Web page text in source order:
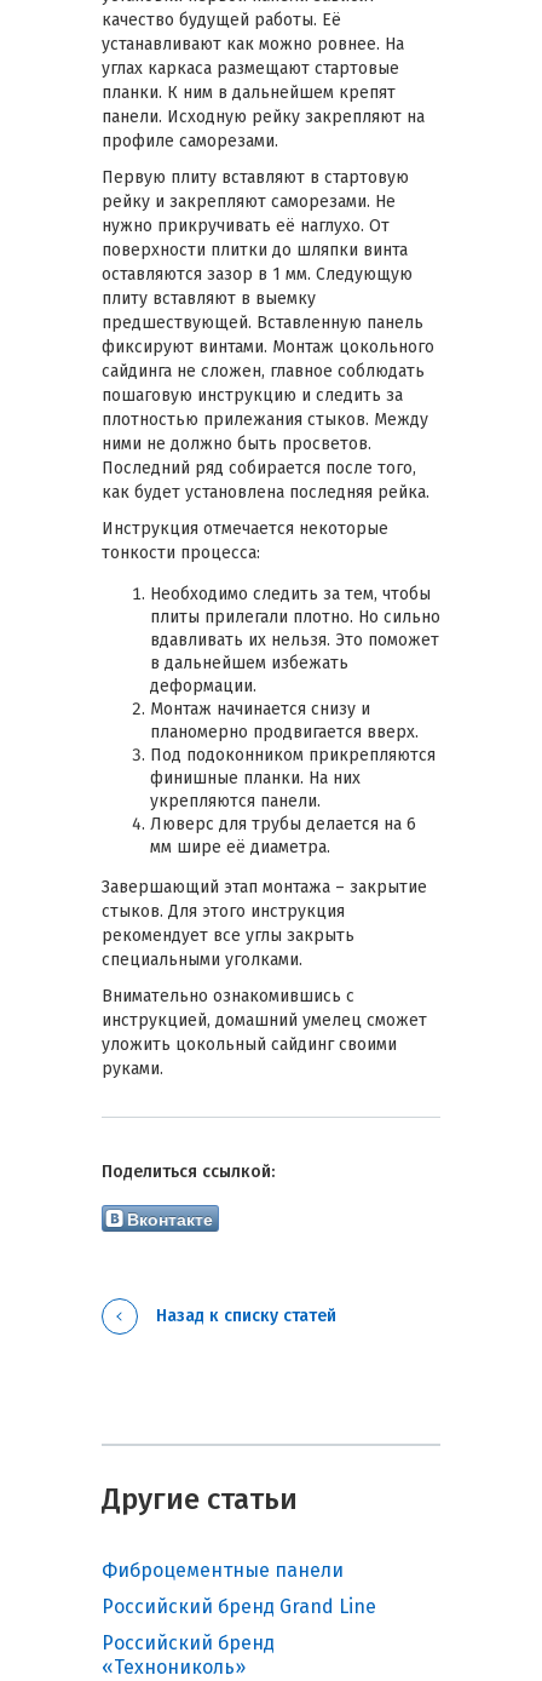
качество будущей работы. Её
устанавливают как можно ровнее. На
углах каркаса размещают стартовые
планки. К ним в дальнейшем крепят
панели. Исходную рейку закрепляют на
профиле саморезами.
Первую плиту вставляют в стартовую
рейку и закрепляют саморезами. Не
нужно прикручивать её наглухо. От
поверхности плитки до шляпки винта
оставляются зазор в 1 мм. Следующую
плиту вставляют в выемку
предшествующей. Вставленную панель
фиксируют винтами. Монтаж цокольного
сайдинга не сложен, главное соблюдать
пошаговую инструкцию и следить за
плотностью прилежания стыков. Между
ними не должно быть просветов.
Последний ряд собирается после того,
как будет установлена последняя рейка.
Инструкция отмечается некоторые
тонкости процесса:
Необходимо следить за тем, чтобы
плиты прилегали плотно. Но сильно
вдавливать их нельзя. Это поможет
в дальнейшем избежать
деформации.
Монтаж начинается снизу и
планомерно продвигается вверх.
Под подоконником прикрепляются
финишные планки. На них
укрепляются панели.
Люверс для трубы делается на 6
мм шире её диаметра.
Завершающий этап монтажа – закрытие
стыков. Для этого инструкция
рекомендует все углы закрыть
специальными уголками.
Внимательно ознакомившись с
инструкцией, домашний умелец сможет
уложить цокольный сайдинг своими
руками.
Назад к списку статей
Вконтакте
Поделиться ссылкой:
Другие статьи
Фиброцементные панели
Российский бренд Grand Line
Российский бренд
«Технониколь»